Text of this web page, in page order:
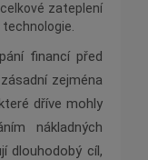
zateplení
financí před
zejména
dříve mohly
nákladných
dlouhodobý cíl,